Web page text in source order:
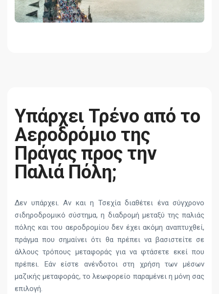
Υπάρχει Τρένο από το
Αεροδρόμιο της
Πράγας προς την
Παλιά Πόλη;
Δεν υπάρχει. Αν και η Τσεχία διαθέτει ένα σύγχρονο
σιδηροδρομικό σύστημα, η διαδρομή μεταξύ της παλιάς
πόλης και του αεροδρομίου δεν έχει ακόμη αναπτυχθεί,
πράγμα που σημαίνει ότι θα πρέπει να βασιστείτε σε
άλλους τρόπους μεταφοράς για να φτάσετε εκεί που
πρέπει. Εάν είστε ανένδοτοι στη χρήση των μέσων
μαζικής μεταφοράς, το λεωφορείο παραμένει η μόνη σας
επιλογή.